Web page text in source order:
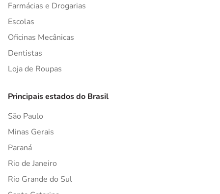
Farmácias e Drogarias
Escolas
Oficinas Mecânicas
Dentistas
Loja de Roupas
Principais estados do Brasil
São Paulo
Minas Gerais
Paraná
Rio de Janeiro
Rio Grande do Sul